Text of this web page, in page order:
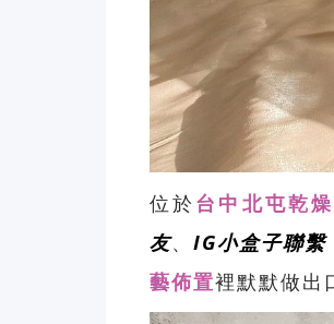
位於台中北屯乾
友、 IG小盒子聯繫
藝佈置裡默默做出